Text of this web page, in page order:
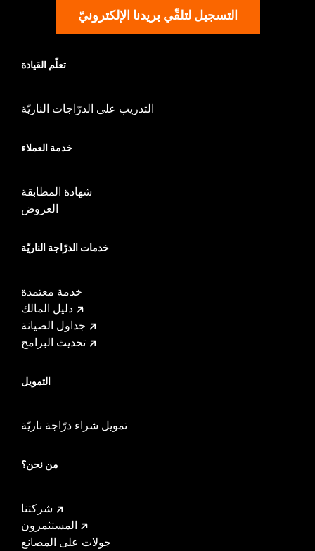
Left and right rails, all required mounting hardware
and installation instructions
التسجيل لتلقّي بريدنا الإلكترونيّ
تعلّم القيادة
التدريب على الدرّاجات الناريّة
خدمة العملاء
شهادة المطابقة
العروض
خدمات الدرّاجة الناريّة
خدمة معتمدة
دليل المالك
جداول الصيانة
تحديث البرامج
التمويل
تمويل شراء درّاجة ناريّة
من نحن؟
شركتنا
المستثمرون
جولات على المصانع